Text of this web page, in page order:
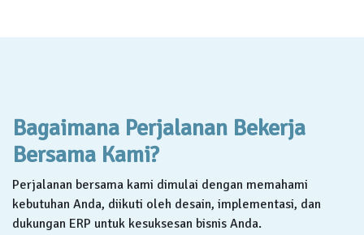
Bagaimana Perjalanan Bekerja
Bersama Kami?
Perjalanan bersama kami dimulai dengan memahami
kebutuhan Anda, diikuti oleh desain, implementasi, dan
dukungan ERP untuk kesuksesan bisnis Anda.